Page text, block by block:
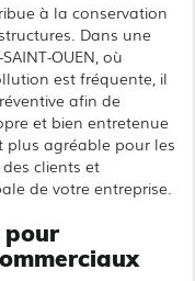
à la conservation
Dans une
OUEN, où
est fréquente, il
afin de
et bien entretenue
plus agréable pour les
clients et
de votre entreprise.
pour